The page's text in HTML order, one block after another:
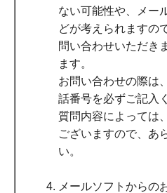
ない可能性や、メー
どが考えられますの
問い合わせいただき
ます。
お問い合わせの際は
話番号を必ずご記入
質問内容によっては
ございますので、あ
い。
メールソフトからの